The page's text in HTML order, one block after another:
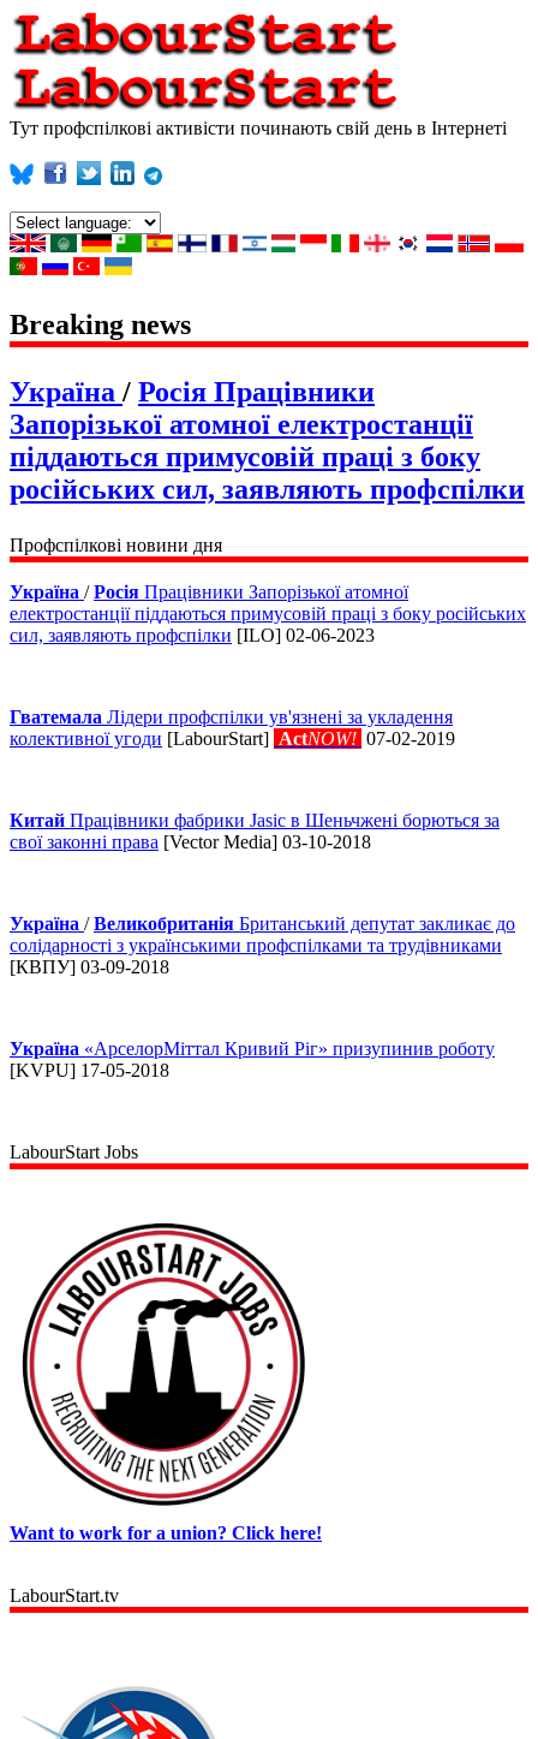
Тут профспілкові активісти починають свій день в Інтернеті
Breaking news
Україна / Росія Працівники
Запорізької атомної електростанції
піддаються примусовій праці з боку
російських сил, заявляють профспілки
Профспілкові новини дня
Україна /Росія Працівники Запорізької атомної
електростанції піддаються примусовій праці з боку російських
сил, заявляють профспілки [ILO] 02-06-2023
Гватемала Лідери профспілки ув'язнені за укладення
колективної угоди [LabourStart] ActNOW! 07-02-2019
Китай Працівники фабрики Jasic в Шеньчжені борються за
свої законні права [Vector Media] 03-10-2018
Україна /Великобританія Британський депутат закликає до
солідарності з українськими профспілками та трудівниками
[КВПУ] 03-09-2018
Україна «АрселорМіттал Кривий Ріг» призупинив роботу
[KVPU] 17-05-2018
LabourStart Jobs
Want to work for a union? Click here!
LabourStart.tv